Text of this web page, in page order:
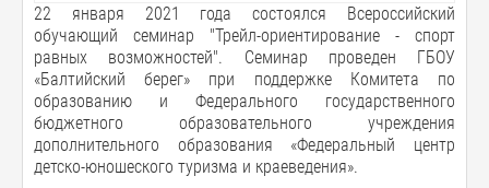
22 января 2021 года состоялся Всероссийский
обучающий семинар "Трейл-ориентирование - спорт
равных возможностей". Семинар проведен ГБОУ
«Балтийский берег» при поддержке Комитета по
образованию и Федерального государственного
бюджетного образовательного учреждения
дополнительного образования «Федеральный центр
детско-юношеского туризма и краеведения».